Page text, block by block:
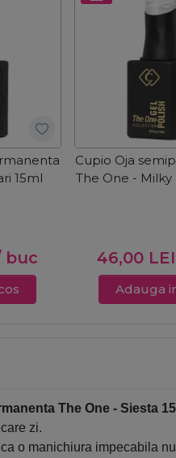
15ml
buc
Cupio Oja
The One - Milky
46,00 LEI
Adauga
The One - Siesta
zi.
o manichiura impecabila